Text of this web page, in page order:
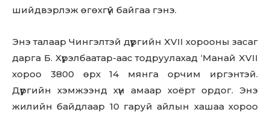
шийдвэрлэж өгөхгүй байгаа гэнэ.
Энэ талаар Чингэлтэй дүүргийн XVII хорооны засаг
дарга Б. Хүрэлбаатар-аас тодруулахад ‘Манай XVII
хороо 3800 өрх 14 мянга орчим иргэнтэй.
Дүүргийн хэмжээнд хүн амаар хоёрт ордог. Энэ
жилийн байдлаар 10 гаруй айлын хашаа хороо